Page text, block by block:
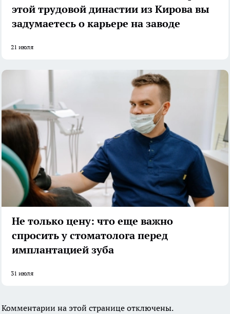
этой трудовой династии из Кирова вы
задумаетесь о карьере на заводе
21 июля
Не только цену: что еще важно
спросить у стоматолога перед
имплантацией зуба
31 июля
Комментарии на этой странице отключены.